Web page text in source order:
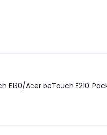
Acer beTouch E210.